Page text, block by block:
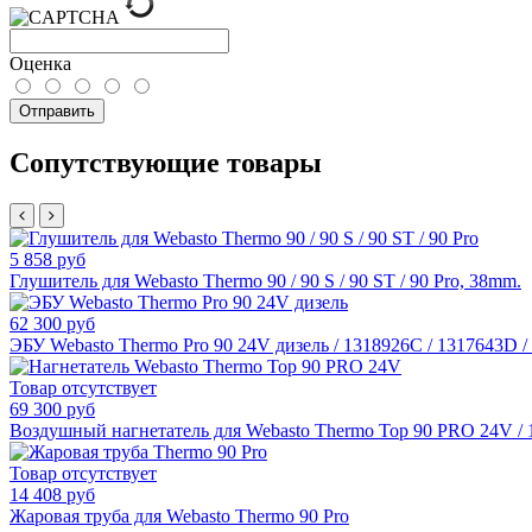
Оценка
Отправить
Сопутствующие товары
5 858 руб
Глушитель для Webasto Thermo 90 / 90 S / 90 ST / 90 Pro, 38mm.
62 300 руб
ЭБУ Webasto Thermo Pro 90 24V дизель / 1318926C / 1317643D /
Товар отсутствует
69 300 руб
Воздушный нагнетатель для Webasto Thermo Top 90 PRO 24V /
Товар отсутствует
14 408 руб
Жаровая труба для Webasto Thermo 90 Pro